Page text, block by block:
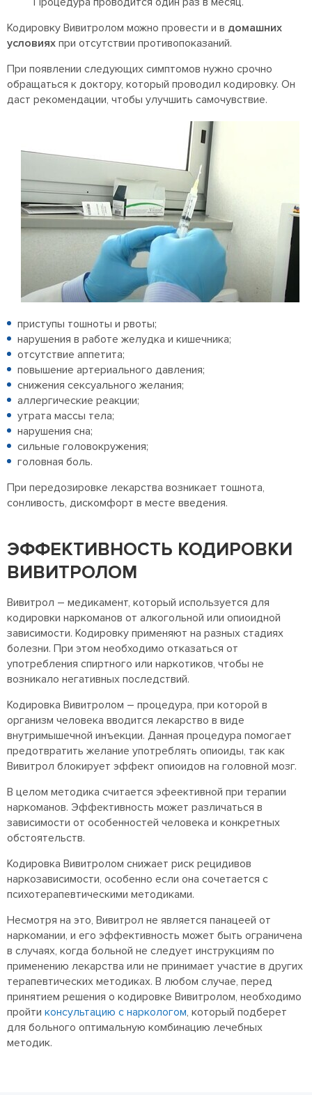
Кодировку Вивитролом можно провести и в домашних
условиях при отсутствии противопоказаний.
При появлении следующих симптомов нужно срочно
обращаться к доктору, который проводил кодировку. Он
даст рекомендации, чтобы улучшить самочувствие.
приступы тошноты и рвоты;
нарушения в работе желудка и кишечника;
отсутствие аппетита;
повышение артериального давления;
снижения сексуального желания;
аллергические реакции;
утрата массы тела;
нарушения сна;
сильные головокружения;
головная боль.
При передозировке лекарства возникает тошнота,
сонливость, дискомфорт в месте введения.
ЭФФЕКТИВНОСТЬ КОДИРОВКИ
ВИВИТРОЛОМ
Вивитрол – медикамент, который используется для
кодировки наркоманов от алкогольной или опиоидной
зависимости. Кодировку применяют на разных стадиях
болезни. При этом необходимо отказаться от
употребления спиртного или наркотиков, чтобы не
возникало негативных последствий.
Кодировка Вивитролом – процедура, при которой в
организм человека вводится лекарство в виде
внутримышечной инъекции. Данная процедура помогает
предотвратить желание употреблять опиоиды, так как
Вивитрол блокирует эффект опиоидов на головной мозг.
В целом методика считается эфеективной при терапии
наркоманов. Эффективность может различаться в
зависимости от особенностей человека и конкретных
обстоятельств.
Кодировка Вивитролом снижает риск рецидивов
наркозависимости, особенно если она сочетается с
психотерапевтическими методиками.
Несмотря на это, Вивитрол не является панацеей от
наркомании, и его эффективность может быть ограничена
в случаях, когда больной не следует инструкциям по
применению лекарства или не принимает участие в других
терапевтических методиках. В любом случае, перед
принятием решения о кодировке Вивитролом, необходимо
пройти консультацию с наркологом, который подберет
для больного оптимальную комбинацию лечебных
методик.